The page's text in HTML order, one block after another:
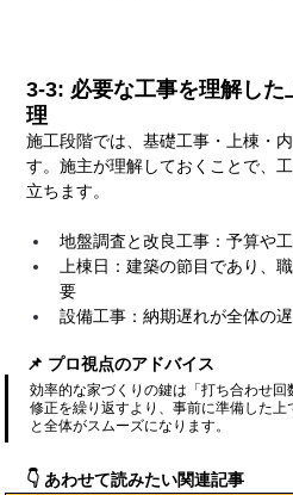
3-3: 必要な工事を理解し
理
施工段階では、基礎工事・上棟・
す。施主が理解しておくことで、
立ちます。
地盤調査と改良工事：予算や
上棟日：建築の節目であり、
要
設備工事：納期遅れが全体の
📌 プロ視点のアドバイス
効率的な家づくりの鍵は「打ち合わせ
修正を繰り返すより、事前に準備した
と全体がスムーズになります。
👇 あわせて読みたい関連記事